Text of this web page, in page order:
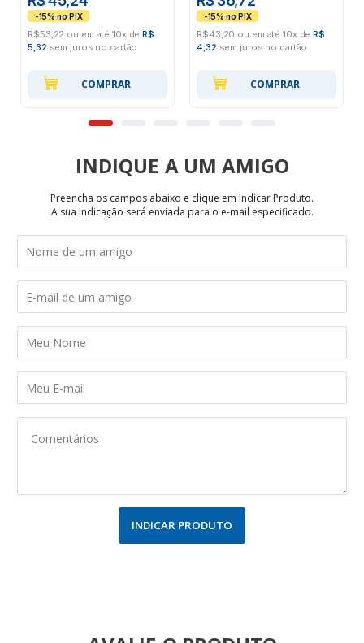
R$53,22 ou em até 10x deR$
5,32 sem juros no cartão
COMPRAR
R$43,20 ou em até 10x deR$
4,32 sem juros no cartão
COMPRAR
INDIQUE
Preencha os campos abaixo e clique em Indicar Produto.
A sua indicação será enviada para o e-mail especificado.
INDICAR PRODUTO